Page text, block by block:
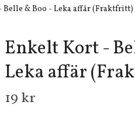
Belle & Boo - Leka affär (Fraktfritt)
Enkelt Kort -
Leka affär
19 kr